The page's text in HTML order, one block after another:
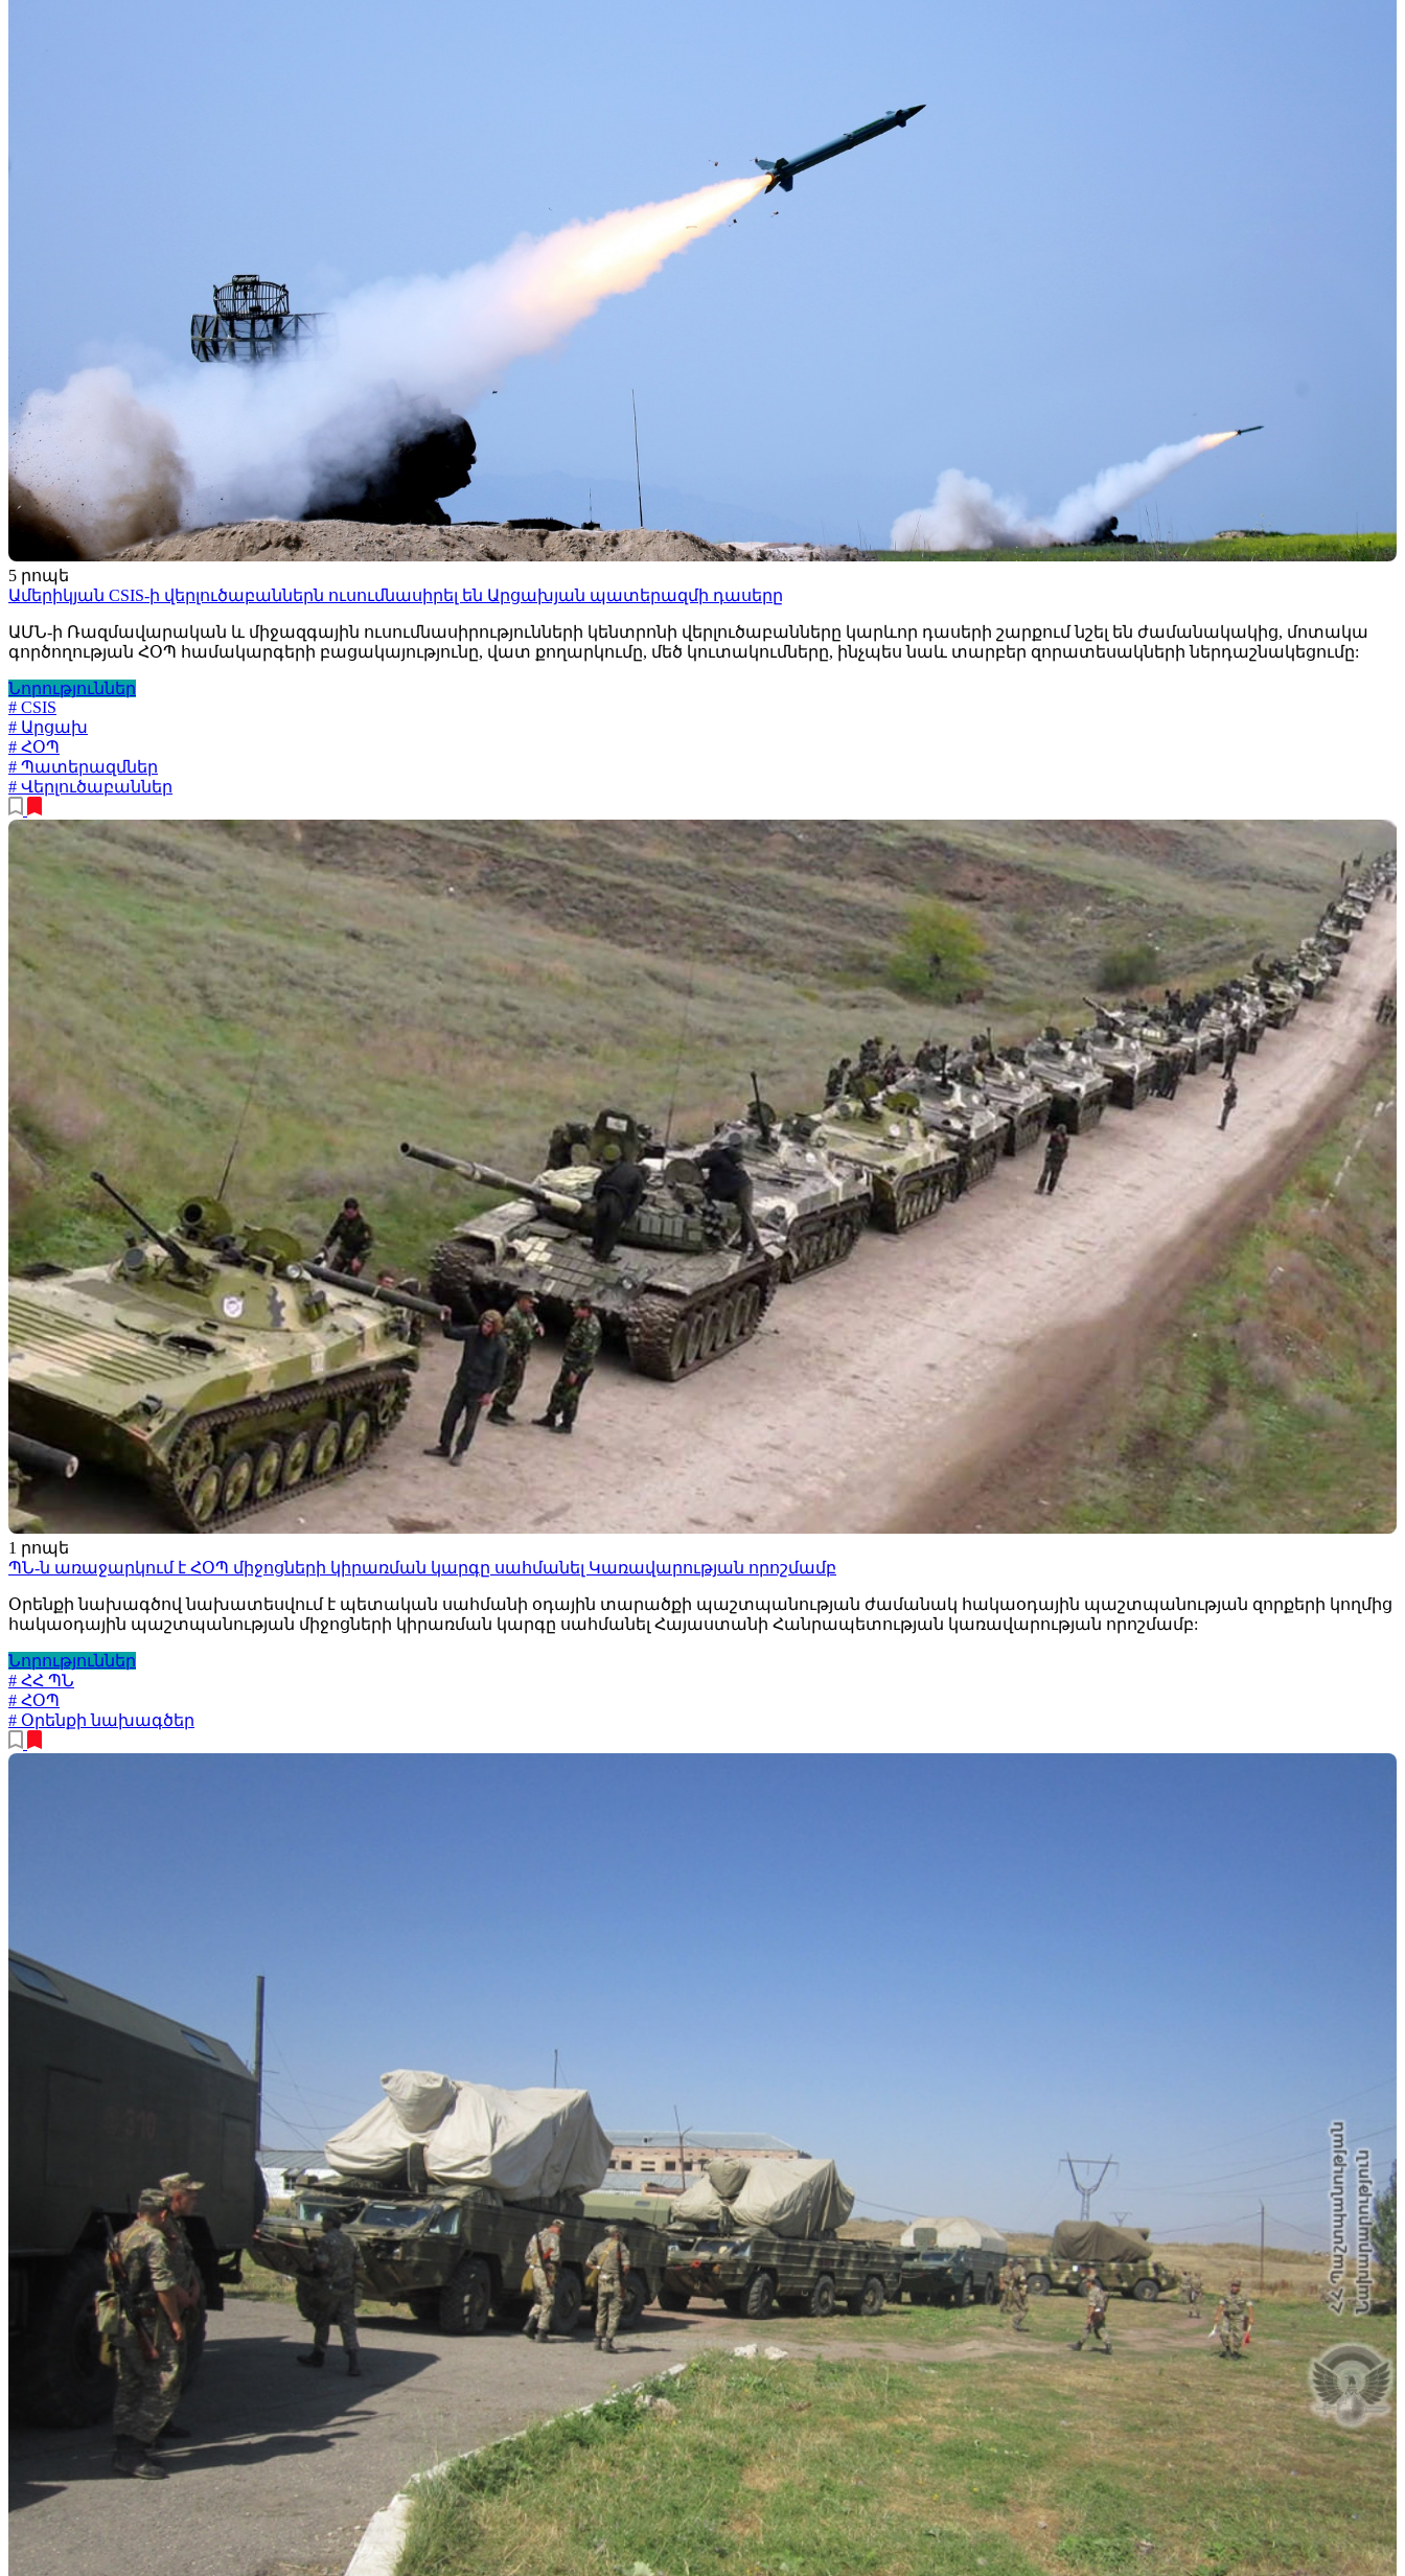
5 րոպե
Ամերիկյան CSIS-ի վերլուծաբաններն ուսումնասիրել են Արցախյան պատերազմի դասերը
ԱՄՆ-ի Ռազմավարական և միջազգային ուսումնասիրությունների կենտրոնի վերլուծաբանները կարևոր դասերի շարքում նշել են ժամանակակից, մոտակա
գործողության ՀՕՊ համակարգերի բացակայությունը, վատ քողարկումը, մեծ կուտակումները, ինչպես նաև տարբեր զորատեսակների ներդաշնակեցումը:
Նորություններ
# CSIS
# Արցախ
# ՀՕՊ
# Պատերազմներ
# Վերլուծաբաններ
1 րոպե
ՊՆ-ն առաջարկում է ՀՕՊ միջոցների կիրառման կարգը սահմանել Կառավարության որոշմամբ
Օրենքի նախագծով նախատեսվում է պետական սահմանի օդային տարածքի պաշտպանության ժամանակ հակաօդային պաշտպանության զորքերի կողմից
հակաօդային պաշտպանության միջոցների կիրառման կարգը սահմանել Հայաստանի Հանրապետության կառավարության որոշմամբ:
Նորություններ
# ՀՀ ՊՆ
# ՀՕՊ
# Օրենքի նախագծեր